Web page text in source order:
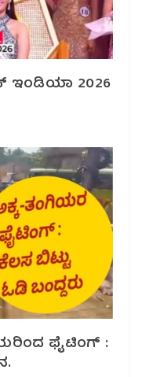
ಇಂಡಿಯಾ 2026
ಫೈಟಿಂಗ್ :